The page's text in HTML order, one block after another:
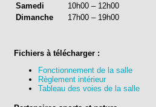
Samedi
10h00 – 12h00
Dimanche
17h00 – 19h00
Fichiers à télécharger :
Fonctionnement de la salle
Règlement intérieur
Tableau des voies de la salle